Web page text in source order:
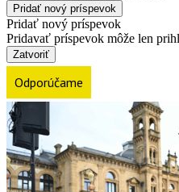
Pridať nový príspevok
Pridať nový príspevok
Pridavať príspevok môže len
Zatvoriť
Odporúčame